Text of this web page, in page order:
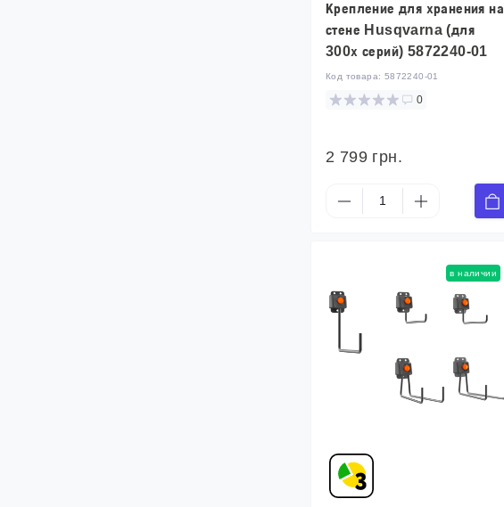
Крепление для хранения на
стене Husqvarna (для
300х серий) 5872240-01
Код товара: 5872240-01
0
2 799 грн.
в наличии